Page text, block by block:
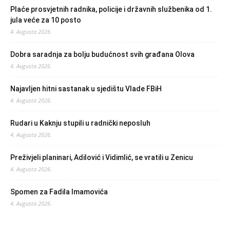
Plaće prosvjetnih radnika, policije i državnih službenika od 1.
jula veće za 10 posto
4. Augusta 2026.
Dobra saradnja za bolju budućnost svih građana Olova
4. Augusta 2026.
Najavljen hitni sastanak u sjedištu Vlade FBiH
4. Augusta 2026.
Rudari u Kaknju stupili u radnički neposluh
4. Augusta 2026.
Preživjeli planinari, Adilović i Vidimlić, se vratili u Zenicu
4. Augusta 2026.
Spomen za Fadila Imamovića
4. Augusta 2026.